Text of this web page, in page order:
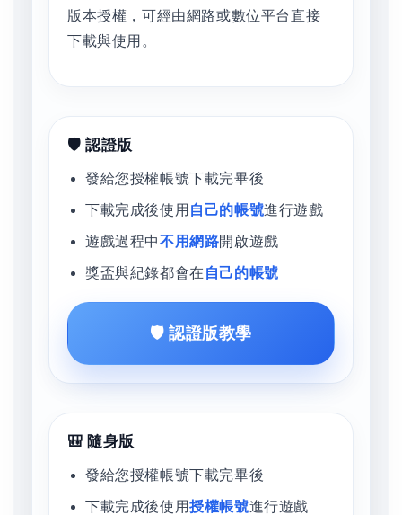
版本授權，可經由網路或數位平台直接
下載與使用。
🛡️ 認證版
發給您授權帳號下載完畢後
下載完成後使用 自己的帳號進行遊戲
遊戲過程中不用網路開啟遊戲
獎盃與紀錄都會在 自己的帳號
🛡️ 認證版教學
🎒 隨身版
發給您授權帳號下載完畢後
下載完成後使用授權帳號進行遊戲